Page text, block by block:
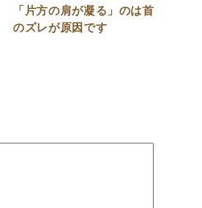
「片方の肩が凝る」のは首
のズレが原因です